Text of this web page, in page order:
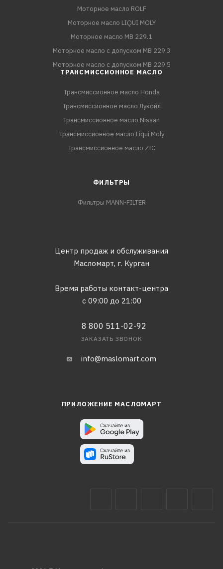
Моторное масло ROLF
Моторное масло LIQUI MOLY
Моторное масло MB 229.1
Моторное масло с допуском MB 229.3
Моторное масло с допуском MB 229.5
ТРАНСМИССИОННОЕ МАСЛО
Трансмиссионное масло Honda
Трансмиссионное масло Лукойл
Трансмиссионное масло Nissan
Трансмиссионное масло Liqui Moly
Трансмиссионное масло ZIC
ФИЛЬТРЫ
Фильтры MANN-FILTER
Центр продаж и обслуживания
Масломарт, г. Курган
Время работы контакт-центра
с 09:00 до 21:00
8 800 511-02-92
ЗАКАЗАТЬ ЗВОНОК
info@maslomart.com
ПРИЛОЖЕНИЕ МАСЛОМАРТ